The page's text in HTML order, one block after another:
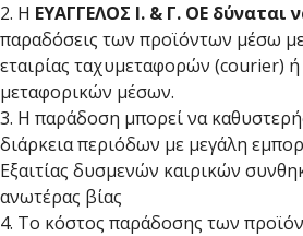
2. Η ΕΥΑΓΓΕΛΟΣ Ι. & Γ. ΟΕ δύναται
παραδόσεις των προϊόντων μέσω
εταιρίας ταχυμεταφορών (courier)
μεταφορικών μέσων.
3. Η παράδοση μπορεί να
διάρκεια περιόδων με μεγάλη
Εξαιτίας δυσμενών καιρικών
ανωτέρας βίας
4. Το κόστος παράδοσης των